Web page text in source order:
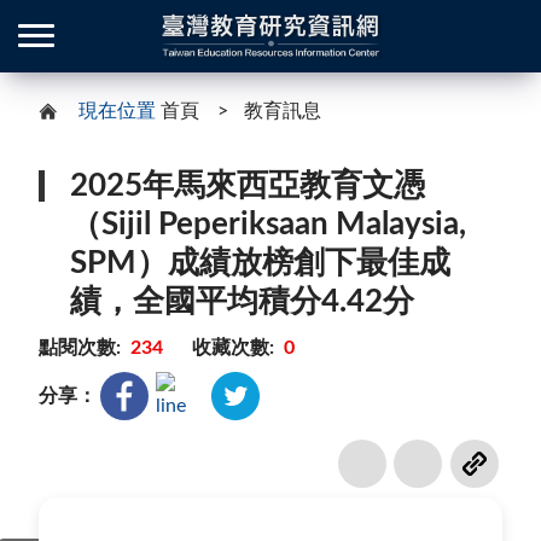
現在位置 首頁 教育訊息
2025年馬來西亞教育文憑
（Sijil Peperiksaan Malaysia,
SPM）成績放榜創下最佳成
績，全國平均積分4.42分
點閱次數: 234 收藏次數: 0
分享：